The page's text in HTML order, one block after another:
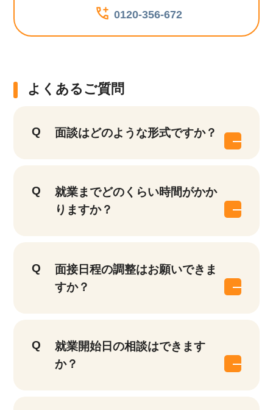
0120-356-672
よくあるご質問
面談はどのような形式ですか？
就業までどのくらい時間がかか
りますか？
面接日程の調整はお願いできま
すか？
就業開始日の相談はできます
か？